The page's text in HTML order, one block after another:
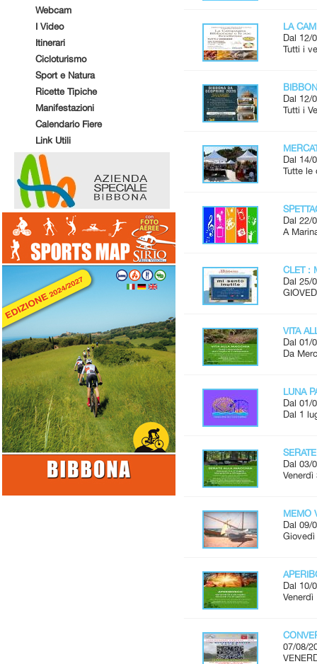
Webcam
I Video
Itinerari
Cicloturismo
Sport e Natura
Ricette Tipiche
Manifestazioni
Calendario Fiere
Link Utili
LA
Dal 12/
Tutti i
Dal 12/
Tutti i
Dal 14/
Tutte le
Dal 22/
A
CLET :
Dal 25/
VITA
Dal 01/
Da
LUNA
Dal 01/
Dal 1
Dal 03/
MEMO
Dal 09/
Dal 10/
07/08/